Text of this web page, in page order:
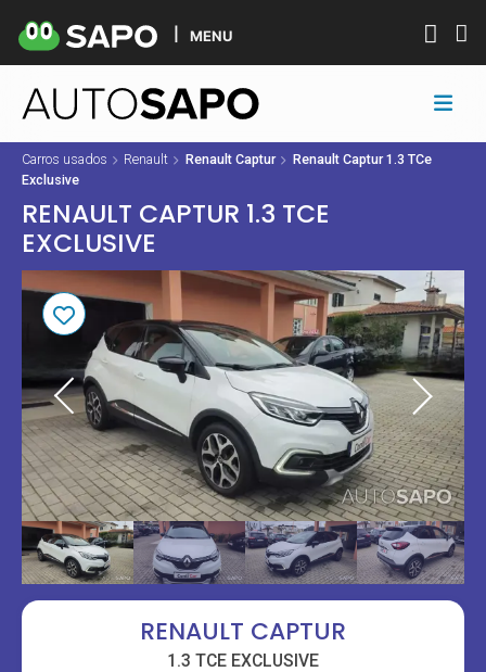
MENU
Carros usados Renault Renault Captur
Renault Captur 1.3 TCe
Exclusive
RENAULT CAPTUR 1.3 TCE
EXCLUSIVE
RENAULT CAPTUR
1.3 TCE EXCLUSIVE